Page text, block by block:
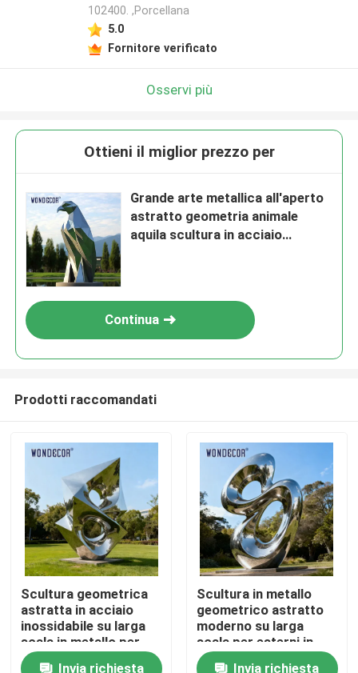
Casa
Prodotti
Chi siamo
102400. ,Porcellana
5.0
Fornitore verificato
Osservi più
Ottieni il miglior prezzo per
Grande arte metallica all'aperto
astratto geometria animale
aquila scultura in acciaio
Continua
Prodotti raccomandati
Scultura geometrica
astratta in acciaio
inossidabile su larga
scala in metallo per
parchi all&#39;aperto
Invia richiesta
Scultura in metallo
geometrico astratto
moderno su larga
scala per esterni in
acciaio inossidabile
Invia richiesta